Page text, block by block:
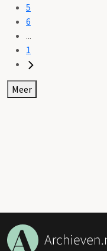
5
6
...
1
Meer